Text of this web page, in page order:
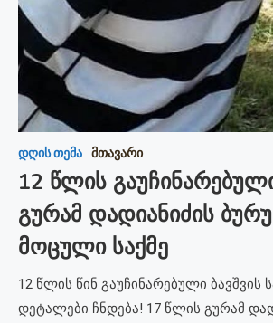
დღის თემა მთავარი
12 წლის
გურამ დადიანიძის
მოცული საქმე
12 წლის წინ გაუჩინარებული ბავშვის
დეტალები ჩნდება! 17 წლის გურამ